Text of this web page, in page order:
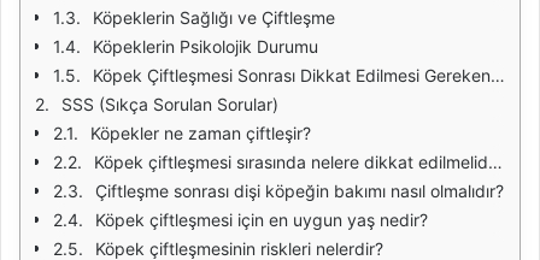
Köpeklerin Sağlığı ve Çiftleşme
Köpeklerin Psikolojik Durumu
Köpek Çiftleşmesi Sonrası Dikkat Edilmesi Gerekenler
SSS (Sıkça Sorulan Sorular)
Köpekler ne zaman çiftleşir?
Köpek çiftleşmesi sırasında nelere dikkat edilmelidir?
Çiftleşme sonrası dişi köpeğin bakımı nasıl olmalıdır?
Köpek çiftleşmesi için en uygun yaş nedir?
Köpek çiftleşmesinin riskleri nelerdir?